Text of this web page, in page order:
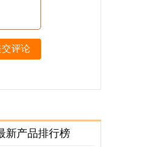
交评论
新产品排行榜